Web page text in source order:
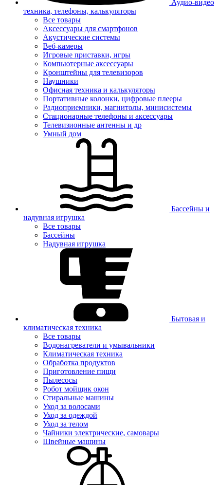
Аудио-видео
техника, телефоны, калькуляторы
Все товары
Аксессуары для смартфонов
Акустические системы
Веб-камеры
Игровые приставки, игры
Компьютерные аксессуары
Кронштейны для телевизоров
Наушники
Офисная техника и калькуляторы
Портативные колонки, цифровые плееры
Радиоприемники, магнитолы, минисистемы
Стационарные телефоны и аксессуары
Телевизионные антенны и др
Умный дом
Бассейны и
надувная игрушка
Все товары
Бассейны
Надувная игрушка
Бытовая и
климатическая техника
Все товары
Водонагреватели и умывальники
Климатическая техника
Обработка продуктов
Приготовление пищи
Пылесосы
Робот мойщик окон
Стиральные машины
Уход за волосами
Уход за одеждой
Уход за телом
Чайники электрические, самовары
Швейные машины